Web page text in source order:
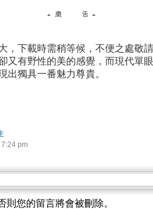
，下載時需稍等候，不便之處敬請
又有野性的美的感覺，而現代單
出獨具一番魅力尊貴。
pm
則您的留言將會被刪除。